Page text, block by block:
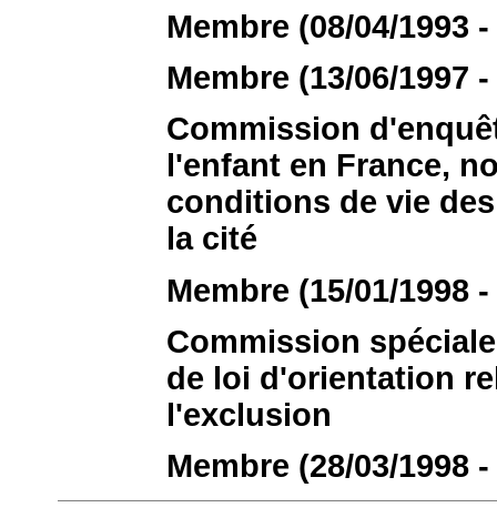
Membre (08/04/1993
Membre (13/06/1997
Commission
l'enfant en France,
conditions de vie
la cité
Membre (15/01/1998
Commission
de loi d'orientation
l'exclusion
Membre (28/03/1998